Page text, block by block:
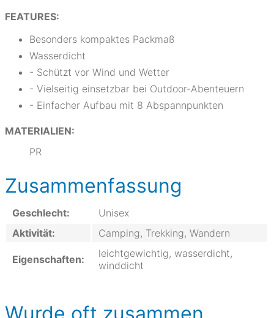
FEATURES:
Besonders kompaktes Packmaß
Wasserdicht
- Schützt vor Wind und Wetter
- Vielseitig einsetzbar bei Outdoor-Abenteuern
- Einfacher Aufbau mit 8 Abspannpunkten
MATERIALIEN:
PR
Zusammenfassung
Geschlecht:
Unisex
Aktivität:
Camping, Trekking, Wandern
Eigenschaften:
leichtgewichtig, wasserdicht,
winddicht